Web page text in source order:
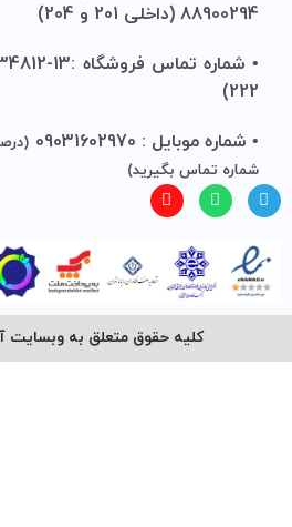
88900294 (داخلی 201 و 204)
222)
• شماره موبایل : 09031602970
شماره تماس بگیرید)
کلیه حقوق متعلق به وبسایت